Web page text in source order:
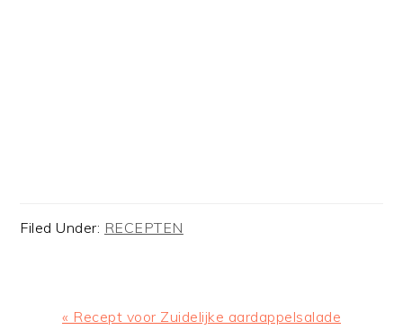
Filed Under: RECEPTEN
Previous
« Recept voor Zuidelijke aardappelsalade